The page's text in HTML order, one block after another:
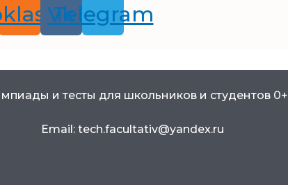
Vk
Telegram
и тесты для школьников и студентов 0+
Email: tech.facultativ@yandex.ru